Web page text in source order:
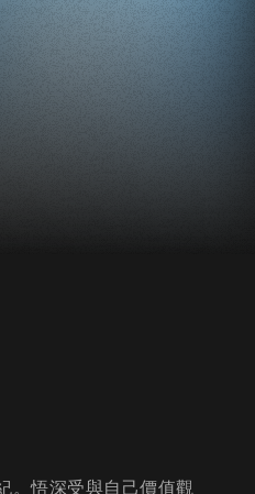
。悟深受與自己價值觀